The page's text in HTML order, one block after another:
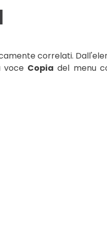
correlati.
voce Copia del menu